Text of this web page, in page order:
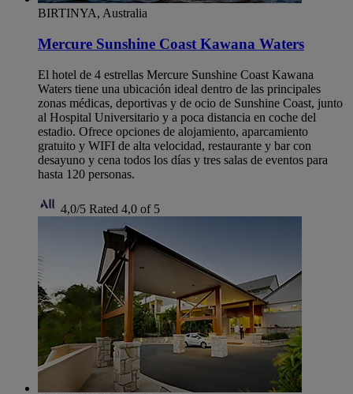
BIRTINYA, Australia
Mercure Sunshine Coast Kawana Waters
El hotel de 4 estrellas Mercure Sunshine Coast Kawana
Waters tiene una ubicación ideal dentro de las principales
zonas médicas, deportivas y de ocio de Sunshine Coast, junto
al Hospital Universitario y a poca distancia en coche del
estadio. Ofrece opciones de alojamiento, aparcamiento
gratuito y WIFI de alta velocidad, restaurante y bar con
desayuno y cena todos los días y tres salas de eventos para
hasta 120 personas.
4,0/5 Rated 4,0 of 5